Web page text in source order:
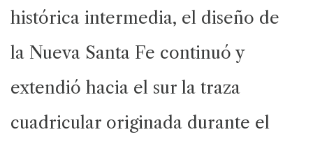
histórica intermedia, el diseño de
la Nueva Santa Fe continuó y
extendió hacia el sur la traza
cuadricular originada durante el